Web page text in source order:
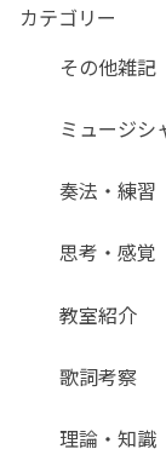
カテゴリー
その他雑記
ミュージシ
奏法・練習
思考・感覚
教室紹介
歌詞考察
理論・知識